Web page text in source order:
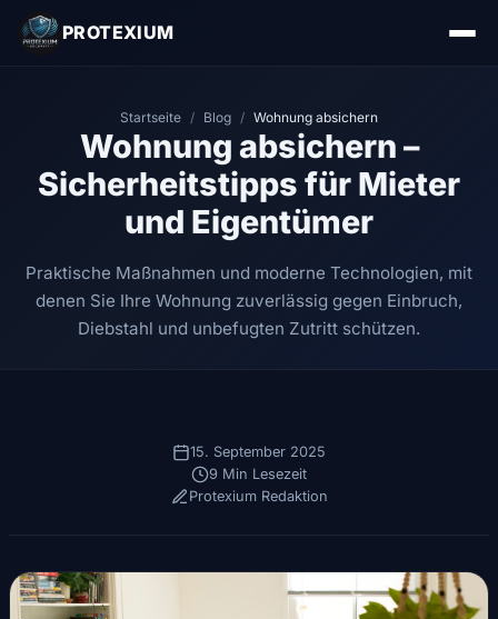
PROTEXIUM
Startseite / Blog / Wohnung absichern
Wohnung absichern –
Sicherheitstipps für Mieter
und Eigentümer
Praktische Maßnahmen und moderne Technologien, mit
denen Sie Ihre Wohnung zuverlässig gegen Einbruch,
Diebstahl und unbefugten Zutritt schützen.
15. September 2025
9 Min Lesezeit
Protexium Redaktion